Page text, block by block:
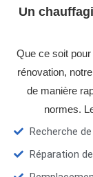
Un
Que ce soit
rénovation, notre
de manière
normes.
Recherche
Réparation